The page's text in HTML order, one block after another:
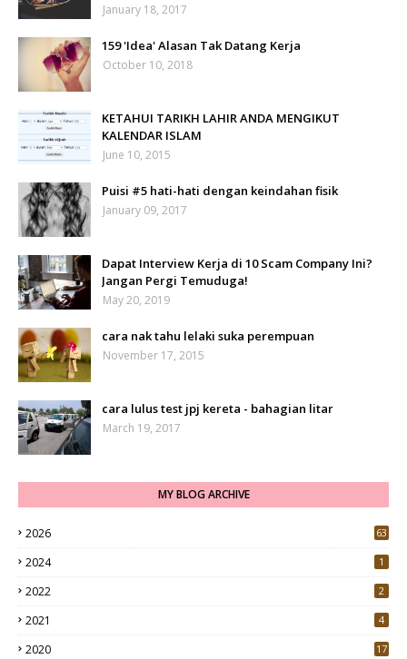
January 18, 2017
159 'Idea' Alasan Tak Datang Kerja
October 10, 2018
KETAHUI TARIKH LAHIR ANDA MENGIKUT
KALENDAR ISLAM
June 10, 2015
Puisi #5 hati-hati dengan keindahan fisik
January 09, 2017
Dapat Interview Kerja di 10 Scam Company Ini?
Jangan Pergi Temuduga!
May 20, 2019
cara nak tahu lelaki suka perempuan
November 17, 2015
cara lulus test jpj kereta - bahagian litar
March 19, 2017
MY BLOG ARCHIVE
2026 63
2024 1
2022 2
2021 4
2020
17